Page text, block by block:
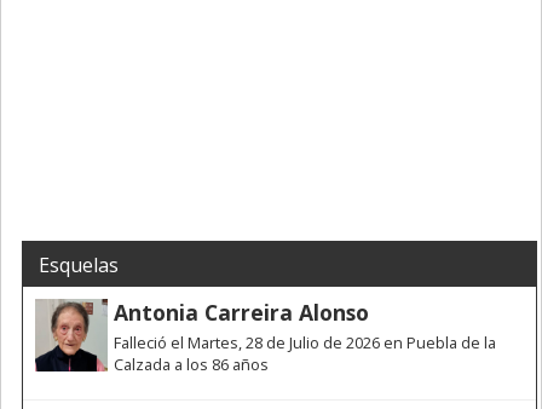
Esquelas
Antonia Carreira Alonso
Falleció el Martes, 28 de Julio de 2026 en Puebla de la
Calzada a los 86 años